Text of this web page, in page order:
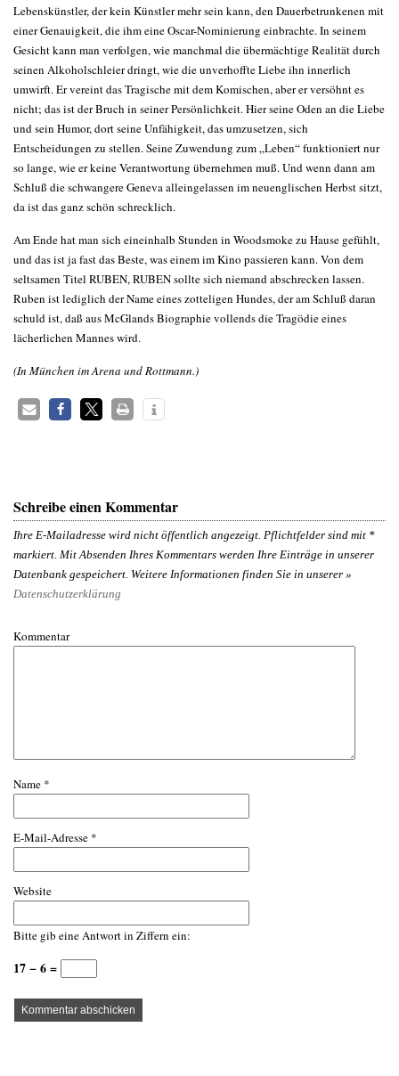
Lebenskünstler, der kein Künstler mehr sein kann, den Dauerbetrunkenen mit
einer Genauigkeit, die ihm eine Oscar-Nominierung einbrachte. In seinem
Gesicht kann man verfolgen, wie manchmal die übermächtige Realität durch
seinen Alkoholschleier dringt, wie die unverhoffte Liebe ihn innerlich
umwirft. Er vereint das Tragische mit dem Komischen, aber er versöhnt es
nicht; das ist der Bruch in seiner Persönlichkeit. Hier seine Oden an die Liebe
und sein Humor, dort seine Unfähigkeit, das umzusetzen, sich
Entscheidungen zu stellen. Seine Zuwendung zum „Leben“ funktioniert nur
so lange, wie er keine Verantwortung übernehmen muß. Und wenn dann am
Schluß die schwangere Geneva alleingelassen im neuenglischen Herbst sitzt,
da ist das ganz schön schrecklich.
Am Ende hat man sich eineinhalb Stunden in Woodsmoke zu Hause gefühlt,
und das ist ja fast das Beste, was einem im Kino passieren kann. Von dem
seltsamen Titel RUBEN, RUBEN sollte sich niemand abschrecken lassen.
Ruben ist lediglich der Name eines zotteligen Hundes, der am Schluß daran
schuld ist, daß aus McGlands Biographie vollends die Tragödie eines
lächerlichen Mannes wird.
(In München im Arena und Rottmann.)
Schreibe einen Kommentar
Ihre E-Mailadresse wird nicht öffentlich angezeigt. Pflichtfelder sind mit *
markiert. Mit Absenden Ihres Kommentars werden Ihre Einträge in unserer
Datenbank gespeichert. Weitere Informationen finden Sie in unserer »
Datenschutzerklärung
Kommentar
Name *
E-Mail-Adresse *
Website
Bitte gib eine Antwort in Ziffern ein:
17 − 6 =